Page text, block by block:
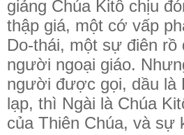
giảng Chúa Kitô chịu
thập giá, một cớ vấp
Do-thái, một sự điên rồ
người ngoại giáo.
người được gọi, dầu là
lạp, thì Ngài là Chúa
của Thiên Chúa, và sự